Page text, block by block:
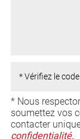
* Nous
soumettez vos
contacter
confidentialité.